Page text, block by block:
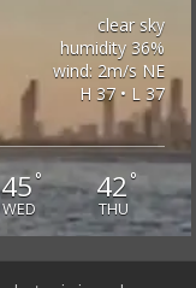
clear sky
36% humidity
wind: 2m/s NE
H 37 • L 37
45°
WED
42°
THU